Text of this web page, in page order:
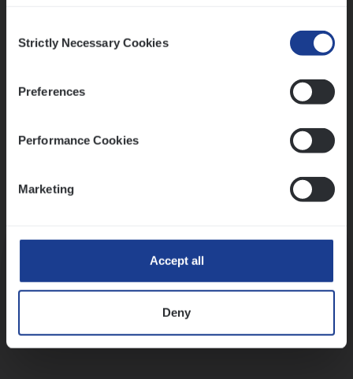
Selection
Strictly Necessary Cookies
Preferences
Performance Cookies
Marketing
Accept all
Deny
Ons sollicitatieproces
Assessment